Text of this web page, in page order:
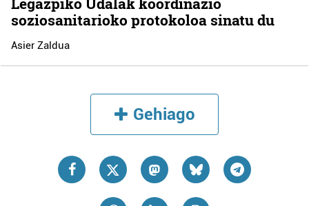
soziosanitarioko protokoloa sinatu du
Asier Zaldua
Gehiago